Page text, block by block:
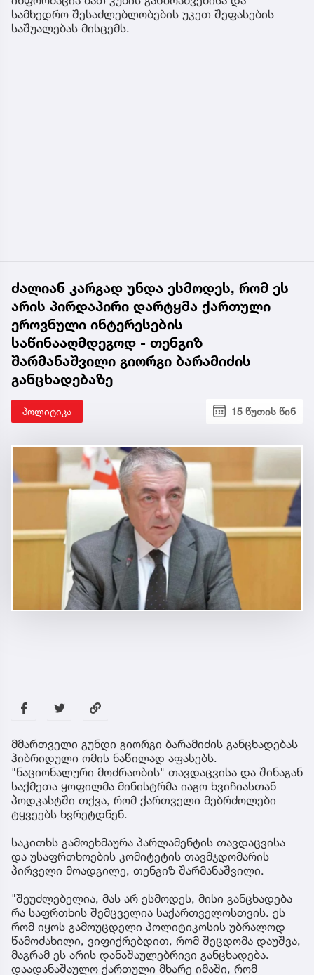
სამხედრო შესაძლებლობების უკეთ შეფასების
საშუალებას მისცემს.
ძალიან კარგად უნდა ესმოდეს, რომ ეს
არის პირდაპირი დარტყმა ქართული
ეროვნული ინტერესების
საწინააღმდეგოდ - თენგიზ
შარმანაშვილი გიორგი ბარამიძის
განცხადებაზე
პოლიტიკა 15 წუთის წინ
მმართველი გუნდი გიორგი ბარამიძის განცხადებას
ჰიბრიდული ომის ნაწილად აფასებს.
"ნაციონალური მოძრაობის" თავდაცვისა და შინაგან
საქმეთა ყოფილმა მინისტრმა იაგო ხვიჩიასთან
პოდკასტში თქვა, რომ ქართველი მებრძოლები
ტყვეებს ხვრეტდნენ.
საკითხს გამოეხმაურა პარლამენტის თავდაცვისა
და უსაფრთხოების კომიტეტის თავმჯდომარის
პირველი მოადგილე, თენგიზ შარმანაშვილი.
"შეუძლებელია, მას არ ესმოდეს, მისი განცხადება
რა საფრთხის შემცველია საქართველოსთვის. ეს
რომ იყოს გამოუცდელი პოლიტიკოსის უბრალოდ
წამოძახილი, ვიფიქრებდით, რომ შეცდომა დაუშვა,
მაგრამ ეს არის დანაშაულებრივი განცხადება.
დაადანაშაულო ქართული მხარე იმაში, რომ